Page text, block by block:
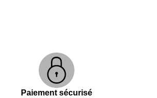
Paiement sécurisé